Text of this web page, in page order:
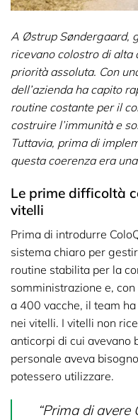
A Østrup Søndergaard,
ricevano colostro di alta
priorità assoluta. Con
dell’azienda ha capito
routine costante per il
costruire l’immunità e
Tuttavia, prima di
questa coerenza era
Le prime difficoltà
vitelli
Prima di introdurre
sistema chiaro per
routine stabilita per la
somministrazione e,
a 400 vacche, il team
nei vitelli. I vitelli non
anticorpi di cui avevano
personale aveva
potessero utilizzare.
“Prima di avere